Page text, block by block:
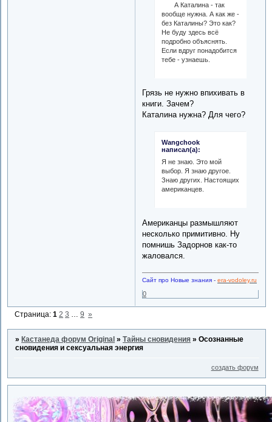
А Каталина - так
вообще нужна. А как же -
без Каталины? Это как?
Не буду здесь всё
подробно объяснять.
Если вдруг понадобится
тебе - узнаешь.
Грязь не нужно впихивать в
книги. Зачем?
Каталина нужна? Для чего?
Wangchook
написал(а):
Я не знаю. Это мой
выбор. Я знаю другое.
Знаю других. Настоящих
американцев.
Американцы размышляют
несколько примитивно. Ну
помнишь Задорнов как-то
жаловался.
Сайт про Новые знания -era-vodoley.ru
0
Страница:1 2 3 9 »
» Кастанеда форум Original »Тайны сновидения »Осознанные
сновидения и сексуальная энергия
создать форум